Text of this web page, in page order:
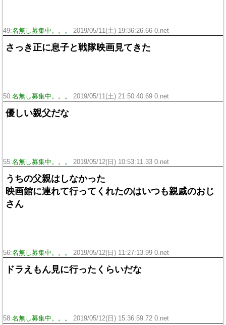
49:名無し募集中。。。 2019/05/11(土) 19:36:26.66 0.net
さっき正に息子と戦隊映画見てきた
50:名無し募集中。。。 2019/05/11(土) 21:50:40.69 0.net
優しい親父だな
55:名無し募集中。。。 2019/05/12(日) 10:53:11.33 0.net
うちの父親はしなかった
映画館に連れて行ってくれたのはいつも親戚のおじ
さん
56:名無し募集中。。。 2019/05/12(日) 11:27:13.99 0.net
ドラえもん見に行ったくらいだな
58:名無し募集中。。。 2019/05/12(日) 15:36:59.72 0.net